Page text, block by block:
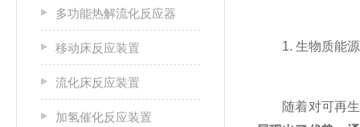
多功能热解流化反应器
移动床反应装置
流化床反应装置
加氢催化反应装置
1. 生物质能源
随着对可再生